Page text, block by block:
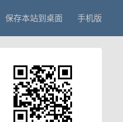
手机版
保存本站到桌面